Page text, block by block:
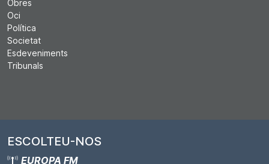
Obres
Oci
Política
Societat
Esdeveniments
Tribunals
ESCOLTEU-NOS
EUROPA FM